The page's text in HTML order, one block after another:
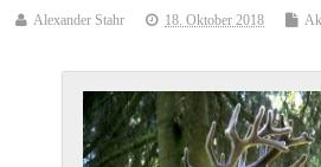
Alexander Stahr 18. Oktober 2018